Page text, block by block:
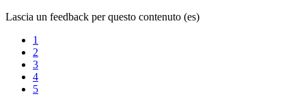
Lascia un feedback per questo contenuto (es)
1
2
3
4
5